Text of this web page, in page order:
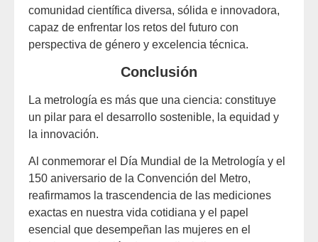
comunidad científica diversa, sólida e innovadora,
capaz de enfrentar los retos del futuro con
perspectiva de género y excelencia técnica.
Conclusión
La metrología es más que una ciencia: constituye
un pilar para el desarrollo sostenible, la equidad y
la innovación.
Al conmemorar el Día Mundial de la Metrología y el
150 aniversario de la Convención del Metro,
reafirmamos la trascendencia de las mediciones
exactas en nuestra vida cotidiana y el papel
esencial que desempeñan las mujeres en el